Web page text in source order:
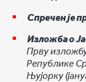
Спречен је
Изложба о
Прву
Републике
Њујорку